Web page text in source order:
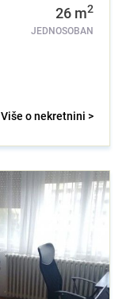
26 m2
JEDNOSOBAN
Više o nekretnini >